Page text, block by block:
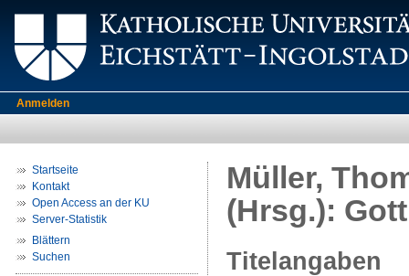
Anmelden
Startseite
Kontakt
Open Access an der KU
Server-Statistik
Blättern
Suchen
Müller,
(Hrsg.):
Titelangaben